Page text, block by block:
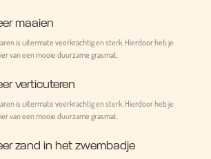
maaien
is uitermate veerkrachtig en sterk. Hierdoor heb je
van een mooie duurzame grasmat.
verticuteren
is uitermate veerkrachtig en sterk. Hierdoor heb je
van een mooie duurzame grasmat.
zand in het zwembadje